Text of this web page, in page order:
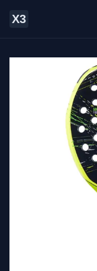
X3